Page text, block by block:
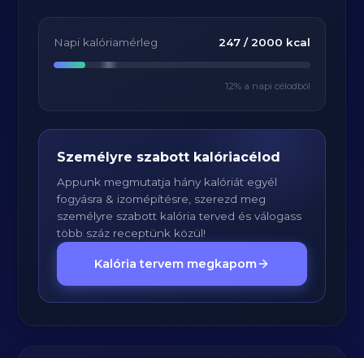
Napi kalóriamérleg 247/ 2000 kcal
12% a napi célodból
Személyre szabott kalóriacélod
Appunk megmutatja hány kalóriát egyél
fogyásra & izomépítésre, szerezd meg
személyre szabott kalória terved és válogass
több száz receptünk közül!
Kalória tervem megkapom